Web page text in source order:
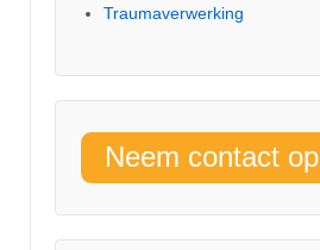
Traumaverwerking
Neem contact op